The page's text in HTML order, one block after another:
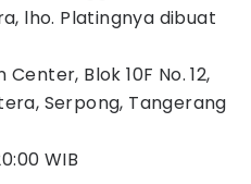
lho. Platingnya dibuat
Blok 10F No. 12,
Serpong, Tangerang
WIB